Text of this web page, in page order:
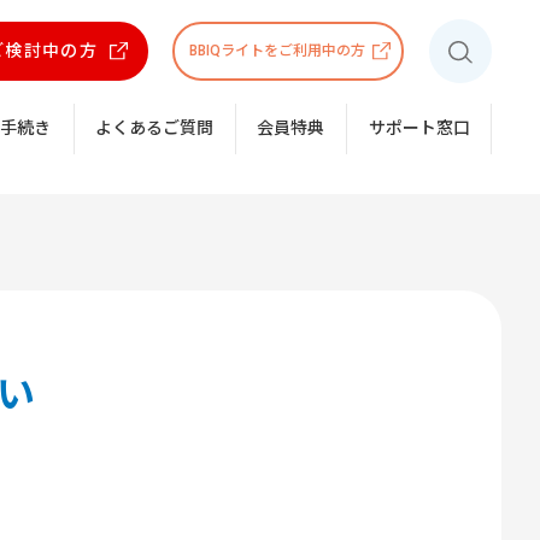
検討中の方 BBIQライトをご利用中の方
続き よくあるご質問 会員特典 サポート窓口